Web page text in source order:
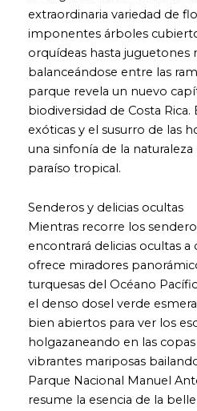
extraordinaria variedad de
imponentes árboles
orquídeas hasta juguetones
balanceándose entre las
parque revela un nuevo
biodiversidad de Costa Rica.
exóticas y el susurro de las
una sinfonía de la
paraíso tropical.
Senderos y delicias ocultas
Mientras recorre los
encontrará delicias ocultas a
ofrece miradores
turquesas del Océano
el denso dosel verde
bien abiertos para ver los
holgazaneando en las
vibrantes mariposas
Parque Nacional Manuel
resume la esencia de la